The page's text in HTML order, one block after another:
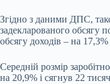
Згідно з даними ДПС,
задекларованого обсягу
обсягу доходів – на
Середній розмір
на 20,9% і сягнув 22